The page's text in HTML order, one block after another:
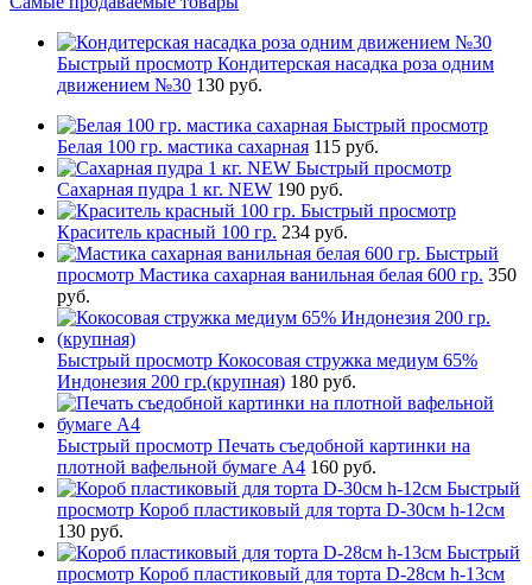
Быстрый просмотр Кондитерская насадка роза одним
движением №30 130 руб.
Быстрый просмотр
Белая 100 гр. мастика сахарная 115 руб.
Быстрый просмотр
Сахарная пудра 1 кг. NEW 190 руб.
Быстрый просмотр
Краситель красный 100 гр. 234 руб.
Быстрый
просмотр Мастика сахарная ванильная белая 600 гр. 350
руб.
Быстрый просмотр Кокосовая стружка медиум 65%
Индонезия 200 гр.(крупная) 180 руб.
Быстрый просмотр Печать съедобной картинки на
плотной вафельной бумаге А4 160 руб.
Быстрый
просмотр Короб пластиковый для торта D-30см h-12см
130 руб.
Быстрый
просмотр Короб пластиковый для торта D-28см h-13см